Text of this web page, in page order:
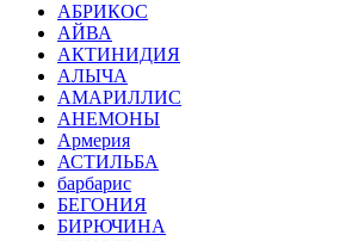
АБРИКОС
АЙВА
АКТИНИДИЯ
АЛЫЧА
АМАРИЛЛИС
АНЕМОНЫ
Армерия
АСТИЛЬБА
барбарис
БЕГОНИЯ
БИРЮЧИНА